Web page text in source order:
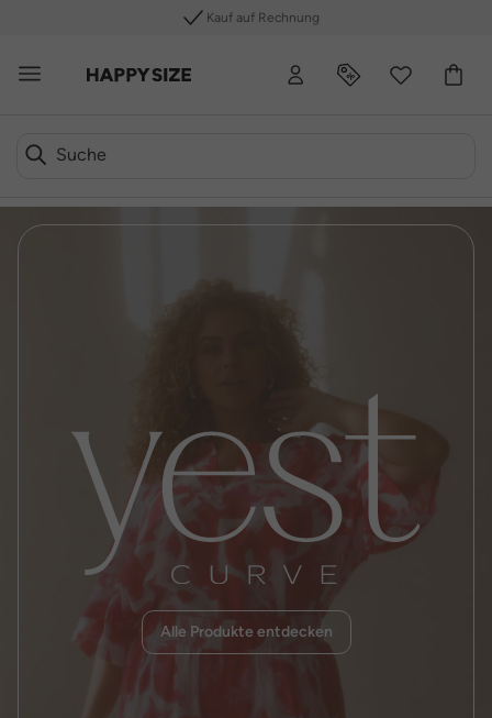
Kauf auf Rechnung
Alle Produkte entdecken